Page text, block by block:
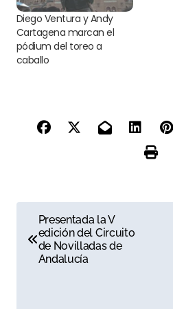
Diego Ventura y Andy
Cartagena marcan el
pódium del toreo a
caballo
a
Presentada la V
edición del Circuito
de Novilladas de
Andalucía